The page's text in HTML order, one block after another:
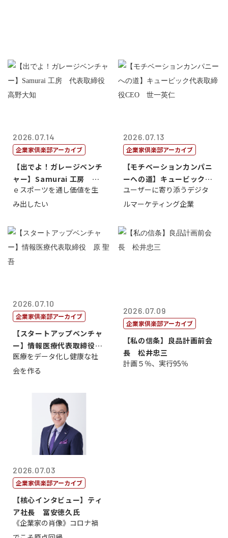
2026.07.14
企業家倶楽部アーカイブ
【出でよ！ガレージベンチ
ャー】Samurai 工房 代
表取締...
ｅスポーツを通し価値を生
み出したい
2026.07.13
企業家倶楽部アーカイブ
【モチベーションカンパニ
ーへの道】キュービック代
表取締役CE...
ユーザーに寄り添うデジタ
ルマーケティング企業
2026.07.10
企業家倶楽部アーカイブ
【スタートアップベンチャ
ー】情報医療代表取締役
原 聖吾
医療をデータ化し健康な社
会を作る
2026.07.09
企業家倶楽部アーカイブ
【私の信条】良品計画前会
長 松井忠三
計画５％、実行95％
2026.07.03
企業家倶楽部アーカイブ
【核心インタビュー】ティ
ア社長 冨安徳久氏
《企業家の肖像》コロナ禍